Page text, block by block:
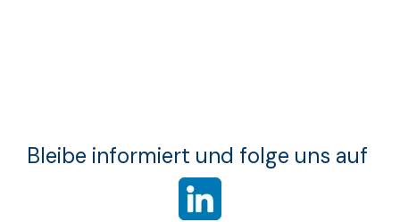
Bleibe informiert und folge uns auf